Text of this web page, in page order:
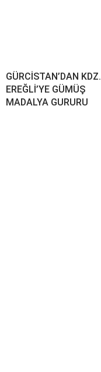
GÜRCİSTAN’DAN KDZ.
EREĞLİ’YE GÜMÜŞ
MADALYA GURURU